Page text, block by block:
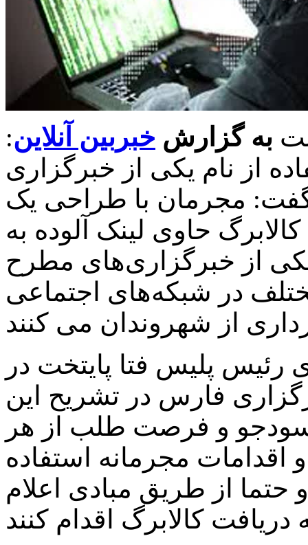
به گزارش خبربین آنلاین:
از نام یکی از خبرگزاری
مجرمان با طراحی یک
حاوی لینک آلوده به
یکی از خبرگزاری‌های مطرح
در شبکه‌های اجتماعی
پلیس فتا پایتخت در
فارس در تشریح این
سودجو و فرصت طلب از هر
مجرمانه استفاده
از طریق مبادی اعلام